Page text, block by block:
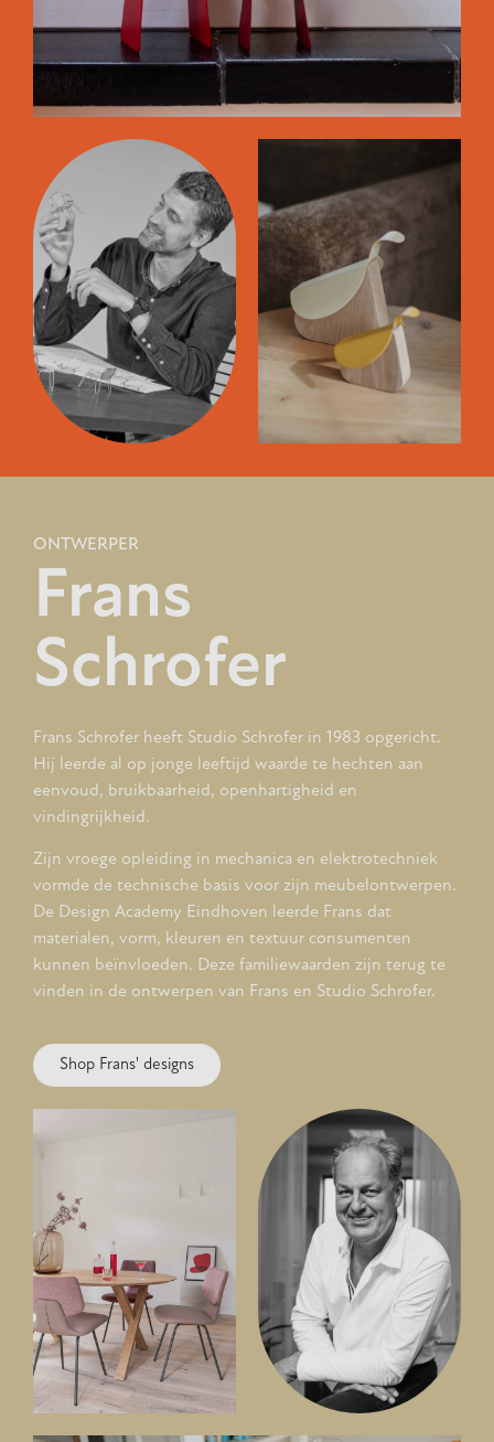
ONTWERPER
Frans
Schrofer
Frans Schrofer heeft Studio Schrofer in 1983 opgericht.
Hij leerde al op jonge leeftijd waarde te hechten aan
eenvoud, bruikbaarheid, openhartigheid en
vindingrijkheid.
Zijn vroege opleiding in mechanica en elektrotechniek
vormde de technische basis voor zijn meubelontwerpen.
De Design Academy Eindhoven leerde Frans dat
materialen, vorm, kleuren en textuur consumenten
kunnen beïnvloeden. Deze familiewaarden zijn terug te
vinden in de ontwerpen van Frans en Studio Schrofer.
Shop Frans' designs